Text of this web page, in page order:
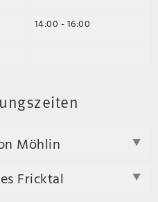
14:00 - 16:00
Möhlin
Fricktal